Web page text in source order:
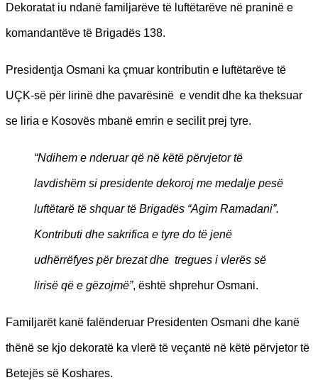
Dekoratat iu ndanë familjarëve të luftëtarëve në praninë e
komandantëve të Brigadës 138.
Presidentja Osmani ka çmuar kontributin e luftëtarëve të
UÇK-së për lirinë dhe pavarësinë e vendit dhe ka theksuar
se liria e Kosovës mbanë emrin e secilit prej tyre.
“Ndihem e nderuar që në këtë përvjetor të
lavdishëm si presidente dekoroj me medalje pesë
luftëtarë të shquar të Brigadës “Agim Ramadani”.
Kontributi dhe sakrifica e tyre do të jenë
udhërrëfyes për brezat dhe tregues i vlerës së
lirisë që e gëzojmë”, është shprehur Osmani.
Familjarët kanë falënderuar Presidenten Osmani dhe kanë
thënë se kjo dekoratë ka vlerë të veçantë në këtë përvjetor të
Betejës së Koshares.